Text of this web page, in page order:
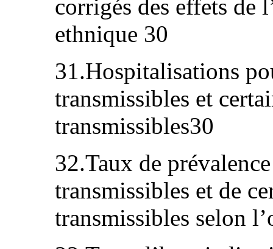
corrigés des effets de
ethnique 30
31.Hospitalisations
transmissibles et
transmissibles30
32.Taux de
transmissibles et de
transmissibles selon